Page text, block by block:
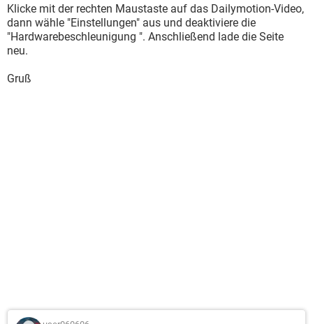
Klicke mit der rechten Maustaste auf das Dailymotion-Video,
dann wähle "Einstellungen" aus und deaktiviere die
"Hardwarebeschleunigung ". Anschließend lade die Seite
neu.
Gruß